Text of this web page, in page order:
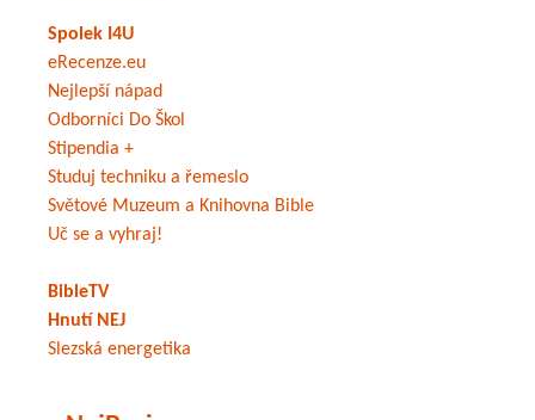
Spolek I4U
eRecenze.eu
Nejlepší nápad
Odborníci Do Škol
Stipendia +
Studuj techniku a řemeslo
Světové Muzeum a Knihovna Bible
Uč se a vyhraj!
BibleTV
Hnutí NEJ
Slezská energetika